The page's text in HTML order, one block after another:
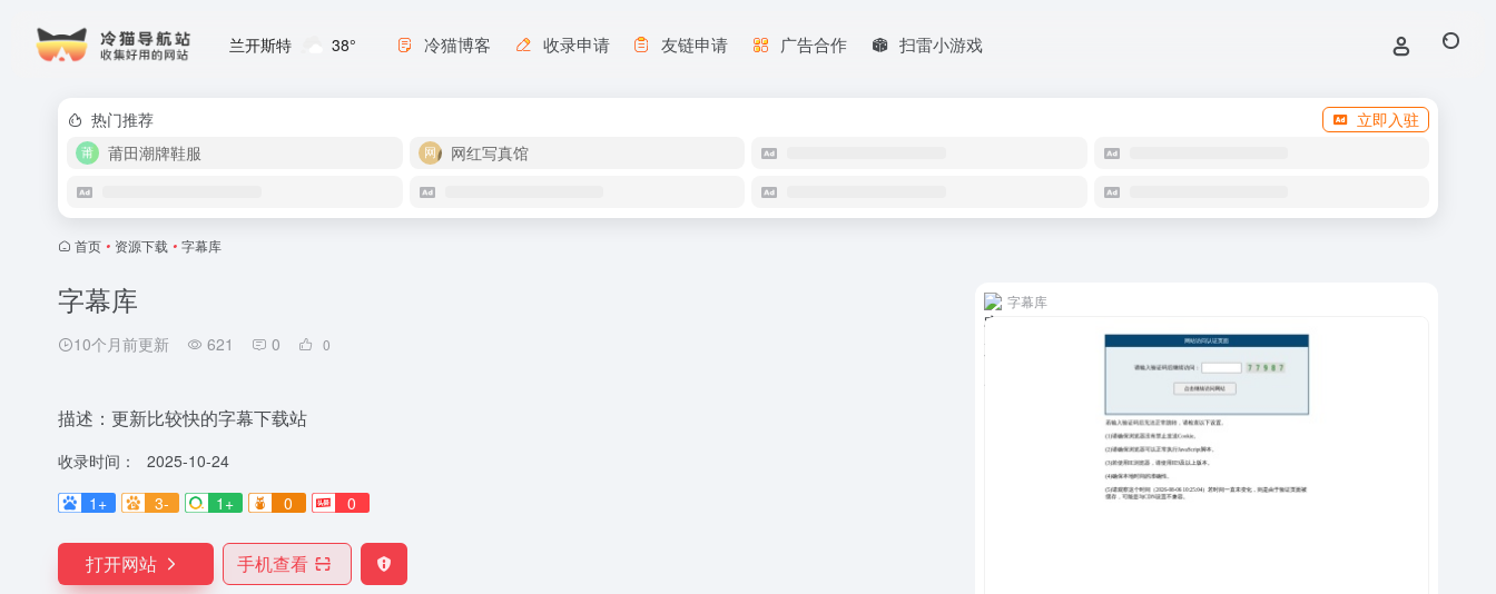
兰开斯特 38° 冷猫博客 收录申请 友链申请 广告合作 扫雷小游戏
热门推荐
立即入驻
莆田潮牌鞋服
网红写真馆
首页 • 资源下载 • 字幕库
字幕库
10个月前更新 621 0 0
描述：更新比较快的字幕下载站
收录时间：
2025-10-24
1+
3- 1+ 0 0
打开网站 手机查看
字幕库